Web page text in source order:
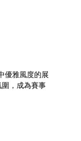
優雅風度的展
，成為賽事